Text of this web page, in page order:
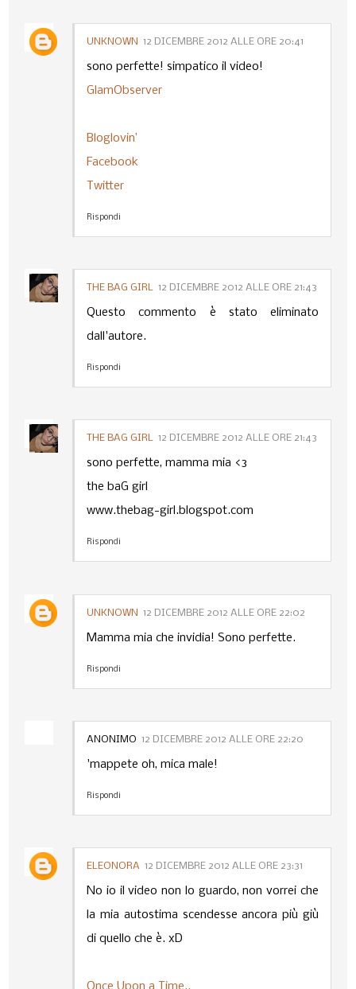
UNKNOWN 12 DICEMBRE 2012 ALLE ORE 20:41
sono perfette! simpatico il video!
GlamObserver
Bloglovin’
Facebook
Twitter
Rispondi
THE BAG GIRL 12 DICEMBRE 2012 ALLE ORE 21:43
Questo commento è stato eliminato
dall'autore.
Rispondi
THE BAG GIRL 12 DICEMBRE 2012 ALLE ORE 21:43
sono perfette, mamma mia <3
the baG girl
www.thebag-girl.blogspot.com
Rispondi
UNKNOWN 12 DICEMBRE 2012 ALLE ORE 22:02
Mamma mia che invidia! Sono perfette.
Rispondi
ANONIMO 12 DICEMBRE 2012 ALLE ORE 22:20
'mappete oh, mica male!
Rispondi
ELEONORA 12 DICEMBRE 2012 ALLE ORE 23:31
No io il video non lo guardo, non vorrei che
la mia autostima scendesse ancora più giù
di quello che è. xD